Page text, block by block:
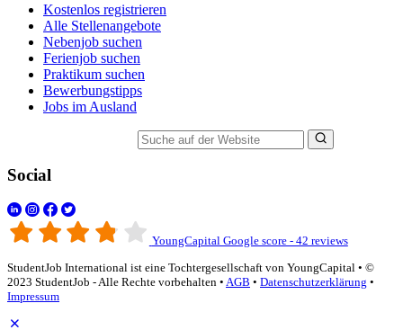
Kostenlos registrieren
Alle Stellenangebote
Nebenjob suchen
Ferienjob suchen
Praktikum suchen
Bewerbungstipps
Jobs im Ausland
Social
YoungCapital Google score - 42 reviews
StudentJob International ist eine Tochtergesellschaft von YoungCapital • ©
2023 StudentJob - Alle Rechte vorbehalten • AGB • Datenschutzerklärung •
Impressum